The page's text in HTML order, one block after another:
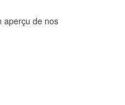
aperçu de nos